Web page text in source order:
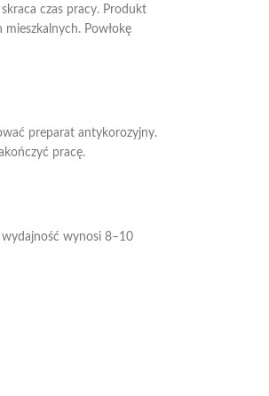
czas pracy. Produkt
Powłokę
preparat antykorozyjny.
pracę.
wydajność wynosi 8–10